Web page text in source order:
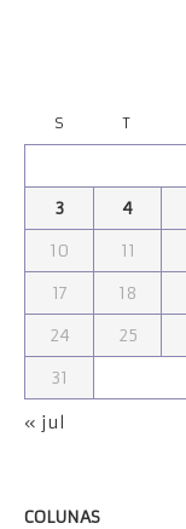
S T
3
4
10
11
17
18
24
25
31
« jul
COLUNAS